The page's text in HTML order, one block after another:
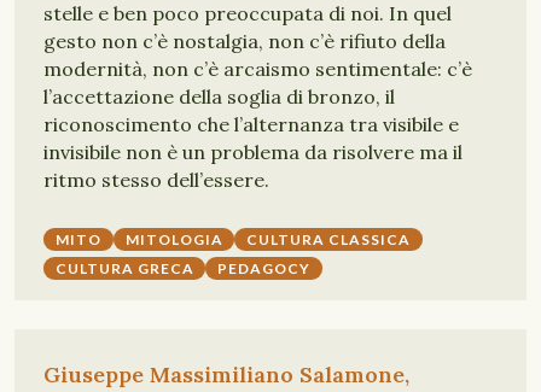
stelle e ben poco preoccupata di noi. In quel
gesto non c’è nostalgia, non c’è rifiuto della
modernità, non c’è arcaismo sentimentale: c’è
l’accettazione della soglia di bronzo, il
riconoscimento che l’alternanza tra visibile e
invisibile non è un problema da risolvere ma il
ritmo stesso dell’essere.
MITO MITOLOGIA
CULTURA CLASSICA
CULTURA GRECA
PEDAGOCY
Giuseppe Massimiliano Salamone,